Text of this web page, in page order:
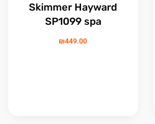
Skimmer Hayward
SP1099 spa
₪449.00